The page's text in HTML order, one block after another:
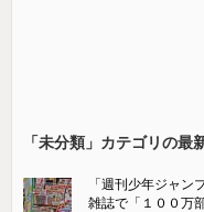
「未分類」カテゴリの最
「週刊少年ジャ
雑誌で「１００万